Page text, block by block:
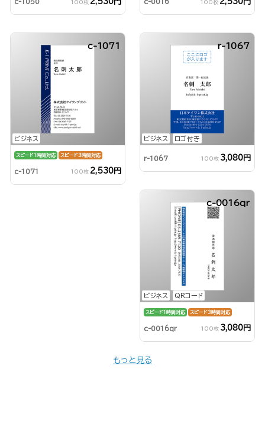
c-1050 100枚 c-0016 100枚
ビジネス
c-1071
スピード1時間対応 スピード3時間対応
c-1071 100枚 2,530円
ビジネス ロゴ付き
r-1067
r-1067 100枚 3,080円
ビジネス QRコード
c-0016qr
スピード1時間対応 スピード3時間対応
c-0016qr 100枚 3,080円
もっと見る